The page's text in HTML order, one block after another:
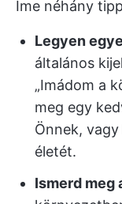
Íme néhány
Legyen
általános
„Imádom a
meg egy
Önnek,
életét.
Ismerd meg